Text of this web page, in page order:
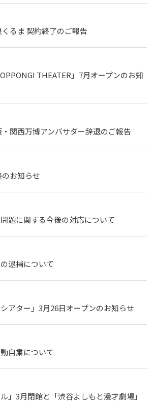
るま 契約終了のご報告
THEATER」7月オープンのお知
関西万博アンバサダー辞退のご報告
お知らせ
題に関する今後の対応について
逮捕について
シアター」3月26日オープンのお知らせ
自粛について
」3月閉館と「渋谷よしもと漫才劇場」